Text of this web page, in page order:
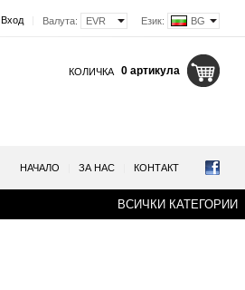
Език: BG
Валута: EVR
Вход
КОЛИЧКА 0 артикула
НАЧАЛО ЗА НАС КОНТАКТ
ВСИЧКИ КАТЕГОРИИ